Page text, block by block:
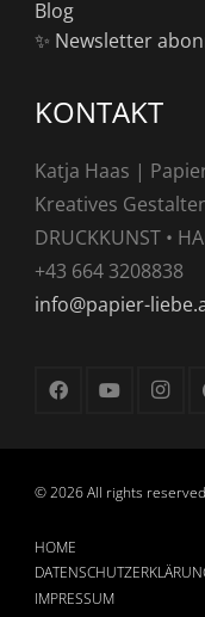
Blog
✨ Newsletter
KONTAKT
Katja Haas |
Kreatives
DRUCKKUNST •
+43 664 3208838
info@papier-
©2026 All rights
HOME
IMPRESSUM